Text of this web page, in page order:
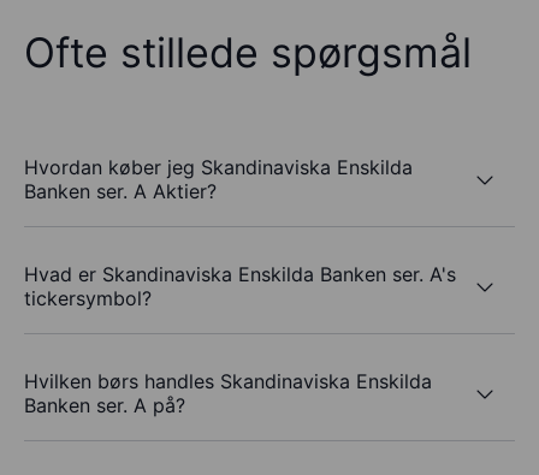
Ofte stillede spørgsmål
Hvordan køber jeg Skandinaviska Enskilda
Banken ser. A Aktier?
Hvad er Skandinaviska Enskilda Banken ser. A's
tickersymbol?
Hvilken børs handles Skandinaviska Enskilda
Banken ser. A på?